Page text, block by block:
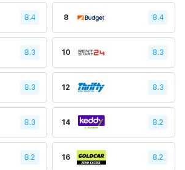
8.4 8 8.4
8.3 10 8.3
8.3 12 8.3
8.3 14 8.2
8.2 16 8.2